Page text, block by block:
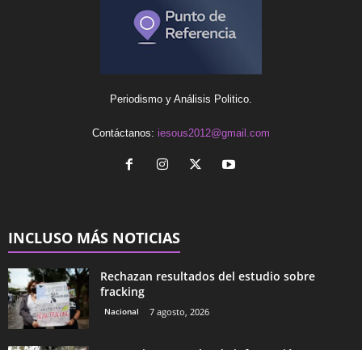
Periodismo y Análisis Politico.
Contáctanos: iesous2012@gmail.com
INCLUSO MÁS NOTICIAS
Rechazan resultados del estudio sobre
fracking
Nacional 7 agosto, 2026